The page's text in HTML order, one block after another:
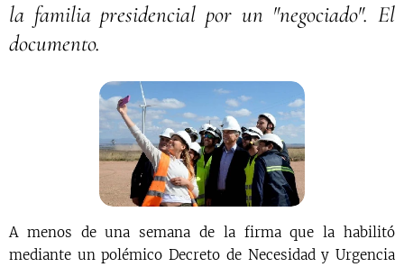
la familia presidencial por un "negociado". El
documento.
A menos de una semana de la firma que la habilitó
mediante un polémico Decreto de Necesidad y Urgencia